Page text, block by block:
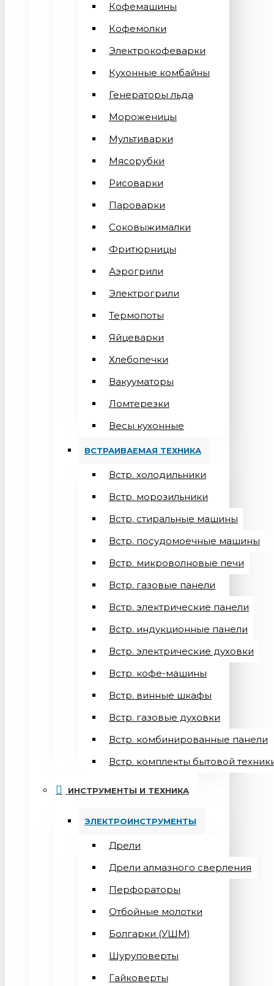
Кофемашины
Кофемолки
Электрокофеварки
Кухонные комбайны
Генераторы льда
Мороженицы
Мультиварки
Мясорубки
Рисоварки
Пароварки
Соковыжималки
Фритюрницы
Аэрогрили
Электрогрили
Термопоты
Яйцеварки
Хлебопечки
Вакууматоры
Ломтерезки
Весы кухонные
ВСТРАИВАЕМАЯ ТЕХНИКА
Встр. холодильники
Встр. морозильники
Встр. стиральные машины
Встр. посудомоечные машины
Встр. микроволновые печи
Встр. газовые панели
Встр. электрические панели
Встр. индукционные панели
Встр. электрические духовки
Встр. кофе-машины
Встр. винные шкафы
Встр. газовые духовки
Встр. комбинированные панели
Встр. комплекты бытовой
ИНСТРУМЕНТЫ И ТЕХНИКА
ЭЛЕКТРОИНСТРУМЕНТЫ
Дрели
Дрели алмазного сверления
Перфораторы
Отбойные молотки
Болгарки (УШМ)
Шуруповерты
Гайковерты